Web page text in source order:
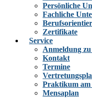
Persönliche
Fachliche
Zertifikate
Service
Anmeldung
Kontakt
Termine
Praktikum am
Mensaplan